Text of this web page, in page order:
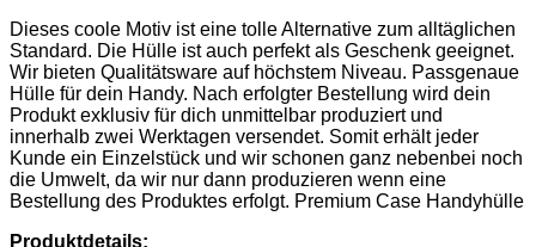
Dieses coole Motiv ist eine tolle Alternative zum alltäglichen
Standard. Die Hülle ist auch perfekt als Geschenk geeignet.
Wir bieten Qualitätsware auf höchstem Niveau. Passgenaue
Hülle für dein Handy. Nach erfolgter Bestellung wird dein
Produkt exklusiv für dich unmittelbar produziert und
innerhalb zwei Werktagen versendet. Somit erhält jeder
Kunde ein Einzelstück und wir schonen ganz nebenbei noch
die Umwelt, da wir nur dann produzieren wenn eine
Bestellung des Produktes erfolgt. Premium Case Handyhülle
Produktdetails: